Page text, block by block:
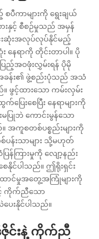
ကာများကို ရွေးချယ်
နှင့် စီစဉ်မှုသည် အမှန်
ဆုံးအလုပ်လုပ်နိုင်မည့်
နေရာကို တိုင်းတာပါ။ ပို
ြည့်အဝဖုံးလွှမ်းရန် ပိုမို
ခန်း၏ ဖွဲ့စည်းပုံသည် အသံ
င့်ထားသော ကမ်းလှမ်း
ေးစေပြီး နေရာများကို
ပြုဘဲ ကောင်းမွန်သော
ကူစတစ်ပစ္စည်းများကို
ပန်းသာများ သို့မဟုတ်
န်ကြားမှုကို လျော့နည်း
နိုင်ပါသည်။ ဤရိုးရှင်း
ောင်မှုအတွေ့အကြုံများကို
င့် ကိုက်ညီသော
ေးနိုင်ပါသည်။
င်းနဲ့ ကိုက်ညီ